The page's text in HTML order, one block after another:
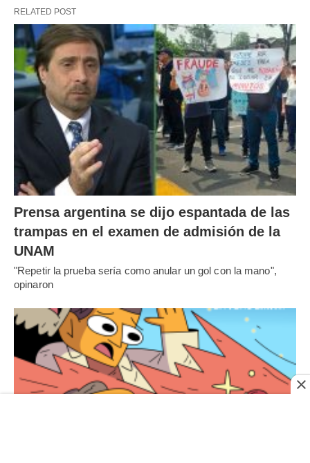
RELATED POST
Prensa argentina se dijo espantada de las
trampas en el examen de admisión de la
UNAM
"Repetir la prueba sería como anular un gol con la mano",
opinaron